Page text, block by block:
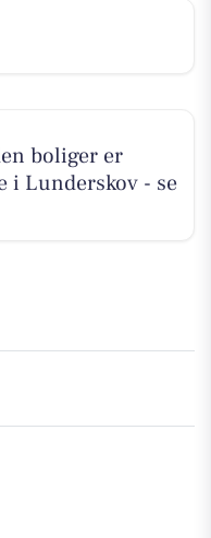
boliger er
i Lunderskov - se